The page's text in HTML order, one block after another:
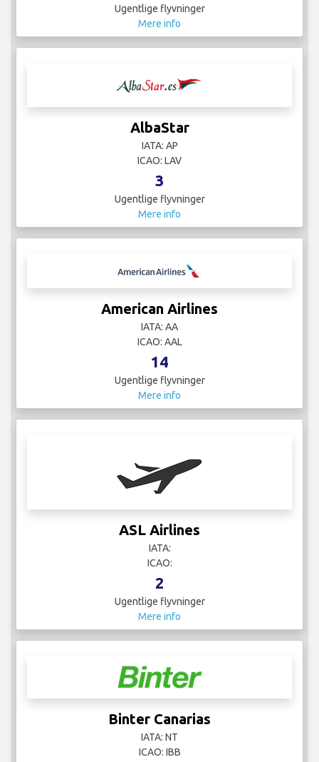
Ugentlige flyvninger
Mere info
AlbaStar
IATA: AP
ICAO: LAV
3
Ugentlige flyvninger
Mere info
American Airlines
IATA: AA
ICAO: AAL
14
Ugentlige flyvninger
Mere info
ASL Airlines
IATA:
ICAO:
2
Ugentlige flyvninger
Mere info
Binter Canarias
IATA: NT
ICAO: IBB